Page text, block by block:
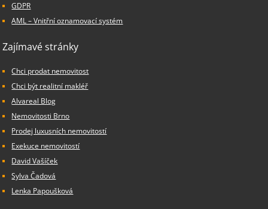
GDPR
AML – Vnitřní oznamovací systém
Zajímavé stránky
Chci prodat nemovitost
Chci být realitní makléř
Alvareal Blog
Nemovitosti Brno
Prodej luxusních nemovitostí
Exekuce nemovitostí
David Vašíček
Sylva Čadová
Lenka Papoušková